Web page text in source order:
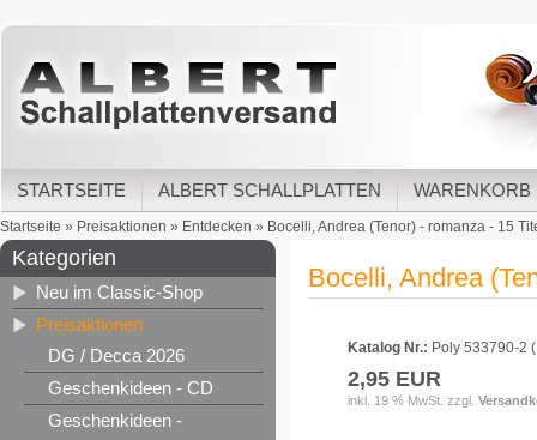
STARTSEITE ALBERT SCHALLPLATTEN WARENKORB
Startseite » Preisaktionen » Entdecken » Bocelli, Andrea (Tenor) - romanza - 15
Kategorien
Neu im Classic-Shop
Preisaktionen
DG / Decca 2026
Geschenkideen - CD
Geschenkideen -
Bocelli, Andrea
Katalog Nr.: Poly 533790-2
2,95 EUR
inkl. 19 % MwSt. zzgl.